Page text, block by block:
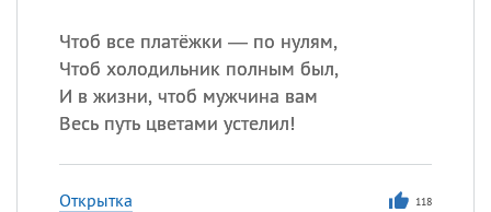
Чтоб все платёжки — по нулям,
Чтоб холодильник полным был,
И в жизни, чтоб мужчина вам
Весь путь цветами устелил!
Открытка 118